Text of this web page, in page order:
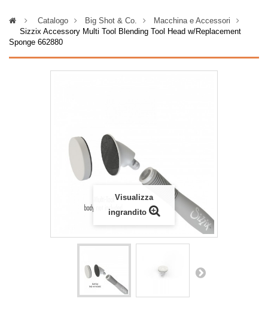
> Catalogo > Big Shot & Co. >
Macchina e Accessori
Sizzix Accessory Multi Tool Blending Tool Head w/Replacement
Sponge 662880
Visualizza
ingrandito